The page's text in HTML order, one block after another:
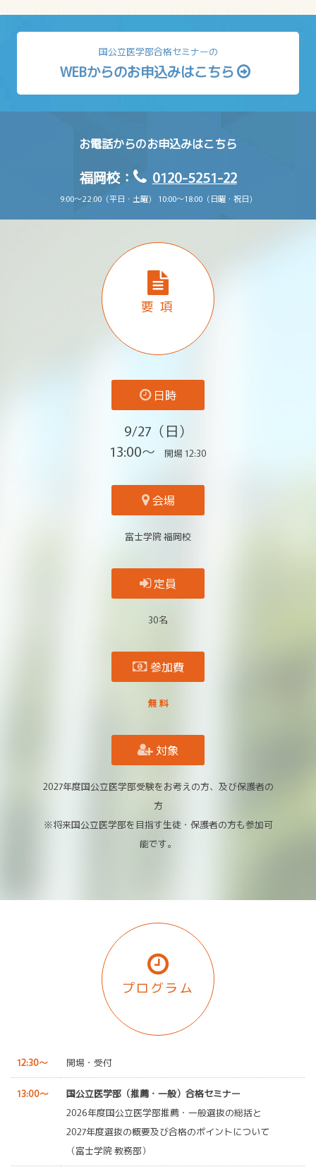
国公立医学部合格セミナーの
WEBからのお申込みはこちら
お電話からのお申込みはこちら
福岡校： 0120-5251-22
9:00〜22:00（平日・土曜） 10:00〜18:00（日曜・祝日）
要 項
日時
9/27（日）
13:00～ 開場 12:30
会場
富士学院 福岡校
定員
30名
参加費
無 料
対象
2027年度国公立医学部受験をお考えの方、及び保護者の
方
※将来国公立医学部を目指す生徒・保護者の方も参加可
能です。
プログラム
12:30〜 開場・受付
13:00〜
国公立医学部（推薦・一般）合格セミナー
2026年度国公立医学部推薦・一般選抜の総括と
2027年度選抜の概要及び合格のポイントについて
（富士学院 教務部）